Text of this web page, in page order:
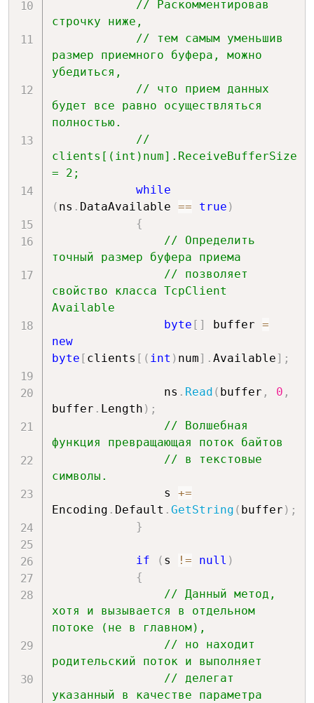
// Раскомментировав
строчку ниже,
// тем самым уменьшив
размер приемного буфера, можно
убедиться,
// что прием данных
будет все равно осуществляться
полностью.
//
clients[(int)num].ReceiveBufferSize
= 2;
while
( ns . DataAvailable == true )
{
// Определить
точный размер буфера приема
// позволяет
свойство класса TcpClient
Available
byte [ ] buffer =
new
byte [ clients [ ( int ) num] . Available] ;
                ns
. Read ( buffer , 0 ,
buffer . Length ) ;
// Волшебная
функция превращающая поток байтов
// в текстовые
символы.
                s
+=
Encoding . Default . GetString ( buffer ) ;
}
if ( s != null )
{
// Данный метод,
хотя и вызывается в отдельном
потоке (не в главном),
// но находит
родительский поток и выполняет
// делегат
указанный в качестве параметра